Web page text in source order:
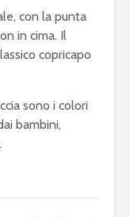
con la punta
in cima. Il
copricapo
sono i colori
bambini,